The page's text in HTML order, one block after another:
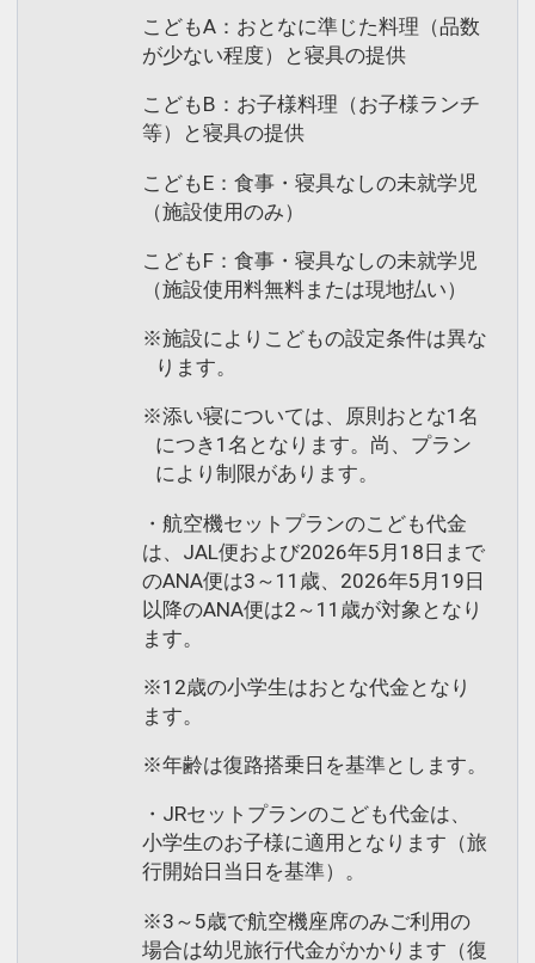
こどもA：おとなに準じた料理（品数
が少ない程度）と寝具の提供
こどもB：お子様料理（お子様ランチ
等）と寝具の提供
こどもE：食事・寝具なしの未就学児
（施設使用のみ）
こどもF：食事・寝具なしの未就学児
（施設使用料無料または現地払い）
※施設によりこどもの設定条件は異な
ります。
※添い寝については、原則おとな1名
につき1名となります。尚、プラン
により制限があります。
・航空機セットプランのこども代金
は、JAL便および2026年5月18日まで
のANA便は3～11歳、2026年5月19日
以降のANA便は2～11歳が対象となり
ます。
※12歳の小学生はおとな代金となり
ます。
※年齢は復路搭乗日を基準とします。
・JRセットプランのこども代金は、
小学生のお子様に適用となります（旅
行開始日当日を基準）。
※3～5歳で航空機座席のみご利用の
場合は幼児旅行代金がかかります（復